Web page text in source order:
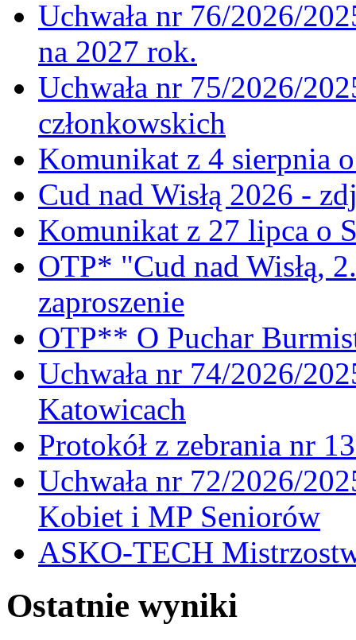
Uchwała nr 76/2026/
na 2027 rok.
Uchwała nr 75/2026/
członkowskich
Komunikat z 4 sierpnia
Cud nad Wisłą 2026 -
Komunikat z 27 lipca o
OTP* "Cud nad Wisłą,
zaproszenie
OTP** O Puchar
Uchwała nr 74/2026/
Katowicach
Protokół z zebrania nr
Uchwała nr 72/2026/
Kobiet i MP Seniorów
ASKO-TECH
Ostatnie wyniki